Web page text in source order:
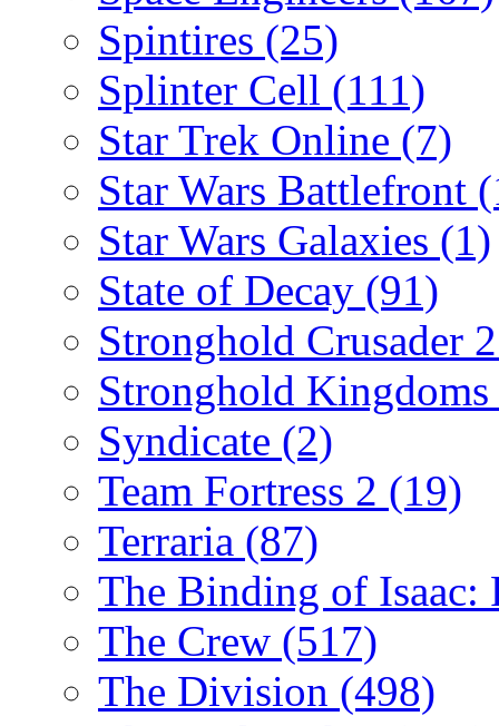
Spintires (25)
Splinter Cell (111)
Star Trek Online (7)
Star Wars Battlefront
Star Wars Galaxies (1)
State of Decay (91)
Stronghold Crusader
Stronghold Kingdoms
Syndicate (2)
Team Fortress 2 (19)
Terraria (87)
The Binding of
The Crew (517)
The Division (498)